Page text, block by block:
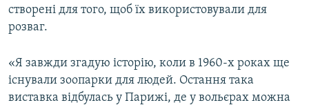
створені для того, щоб їх використовували для
розваг.
«Я завжди згадую історію, коли в 1960-х роках ще
існували зоопарки для людей. Остання така
виставка відбулась у Парижі, де у вольєрах можна